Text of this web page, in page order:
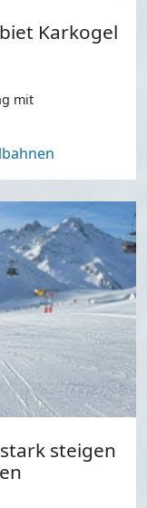
Karkogel
mit
steigen